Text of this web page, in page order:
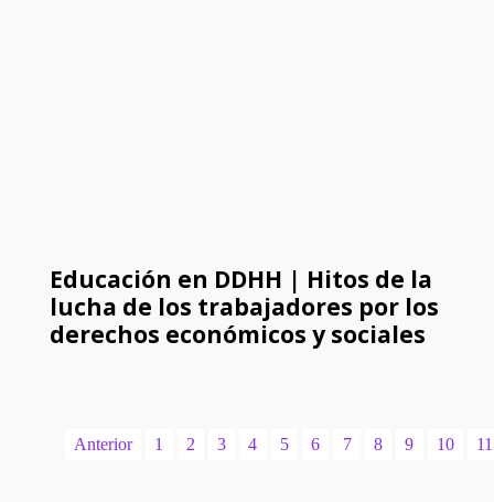
Educación en DDHH | Hitos de la
lucha de los trabajadores por los
derechos económicos y sociales
Anterior 1 2 3 4 5 6 7 8 9 10 11